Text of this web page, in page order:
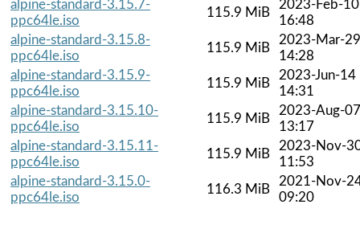
alpine-standard-3.15.7-
ppc64le.iso
115.9 MiB
2023-Feb-10
16:48
alpine-standard-3.15.8-
ppc64le.iso
115.9 MiB
2023-Mar-29
14:28
alpine-standard-3.15.9-
ppc64le.iso
115.9 MiB
2023-Jun-14
14:31
alpine-standard-3.15.10-
ppc64le.iso
115.9 MiB
2023-Aug-07
13:17
alpine-standard-3.15.11-
ppc64le.iso
115.9 MiB
2023-Nov-
11:53
alpine-standard-3.15.0-
ppc64le.iso
116.3 MiB
2021-Nov-
09:20